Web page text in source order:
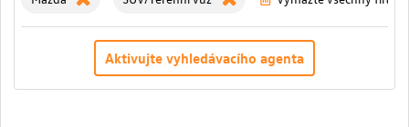
Aktivujte vyhledávacího agenta